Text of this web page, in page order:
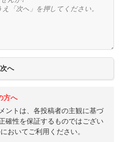
方へ
ントは、各投稿者の主観に基づ
確性を保証するものではござい
おいてご利用ください。